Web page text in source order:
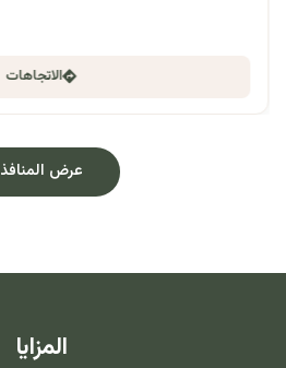
الاتجاهات
عرض المنافذ
المزايا